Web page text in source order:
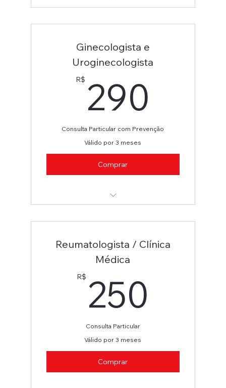
Ginecologista e
Uroginecologista
R$ 290
Consulta Particular com Prevenção
Válido por 3 meses
Comprar
Reumatologista / Clínica
Médica
R$ 250
Consulta Particular
Válido por 3 meses
Comprar